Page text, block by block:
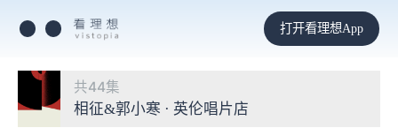
打开看理想App
共44集
相征&郭小寒 · 英伦唱片店